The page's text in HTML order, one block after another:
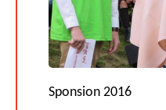
Sponsion 2016